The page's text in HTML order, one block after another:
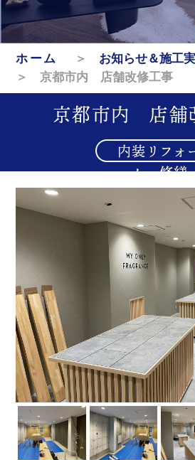
ホーム ＞ お知らせ＆施工
＞ 京都市内 店舗改修工事
京都市内 店舗
内装リフォ
ム・修繕